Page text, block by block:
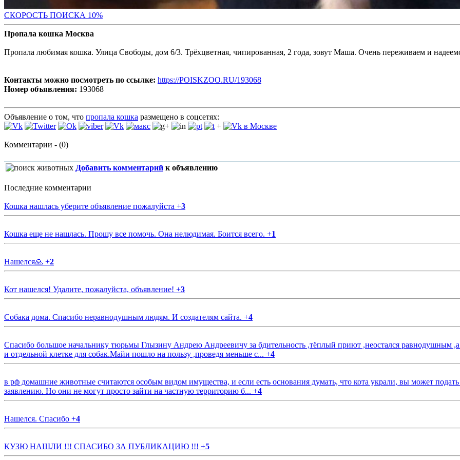
СКОРОСТЬ ПОИСКА 10%
Пропала кошка Москва
Пропала любимая кошка. Улица Свободы, дом 6/3. Трёхцветная, чипированная, 2 года, зовут Маша. Очень переживаем и
Контакты можно посмотреть по ссылке: https://POISKZOO.RU/193068
Номер объявления: 193068
Объявление о том, что пропала кошка размещено в соцсетях:
+
Комментарии - (0)
Добавить комментарий к объявлению
Последние комментарии
Кошка нашлась уберите объявление пожалуйста +3
Кошка еще не нашлась. Прошу все помочь. Она нелюдимая. Боится всего. +1
Нашелся🙏 +2
Кот нашелся! Удалите, пожалуйста, объявление! +3
Собака дома. Спасибо неравнодушным людям. И создателям сайта. +4
Спасибо большое начальнику тюрьмы Глызину Андрею Андреевичу за бдительность ,тёплый приют ,неостался равнодушным
и отдельной клетке для собак.Майи пошло на пользу ,проведя меньше с... +4
в рф домашние животные считаются особым видом имущества, и если есть основания думать, что кота украли, вы может
заявлению. Но они не могут просто зайти на частную территорию б... +4
Нашелся. Спасибо +4
КУЗЮ НАШЛИ !!! СПАСИБО ЗА ПУБЛИКАЦИЮ !!! +5